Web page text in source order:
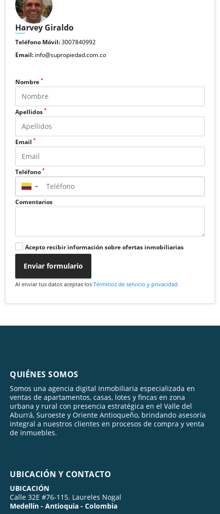
Harvey Giraldo
Teléfono Móvil:3007840992
Email: info@supropiedad.com.co
Nombre *
Apellidos *
Email *
Teléfono *
▼
Comentarios
Acepto recibir información sobre ofertas inmobiliarias
Enviar formulario
Al enviar tus datos aceptas los Términos de servicio y privacidad
QUIÉNES SOMOS
Somos una agencia digital inmobiliaria especializada en
ventas de apartamentos, casas, lotes y fincas en zona
urbana y rural con presencia estratégica en el Valle del
Aburrá, Suroeste y Oriente Antioqueño, brindando asesoría
integral a nuestros clientes en procesos de compra y venta
de inmuebles.
UBICACIÓN Y CONTACTO
UBICACIÓN
Calle 32E #76-115. Laureles Nogal
Medellín - Antioquia - Colombia